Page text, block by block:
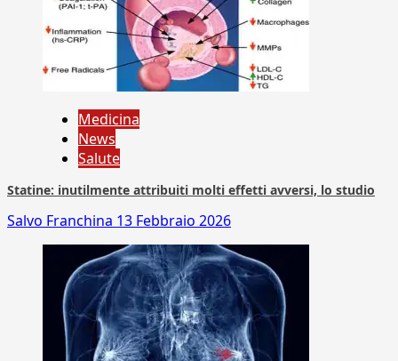
Medicina
News
Salute
Statine: inutilmente attribuiti molti effetti avversi, lo studio
Salvo Franchina 13 Febbraio 2026